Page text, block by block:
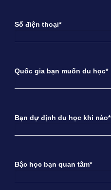
Số điện thoại*
Quốc gia bạn muốn du học*
Bạn dự định du học khi nào*
Bậc học bạn quan tâm*